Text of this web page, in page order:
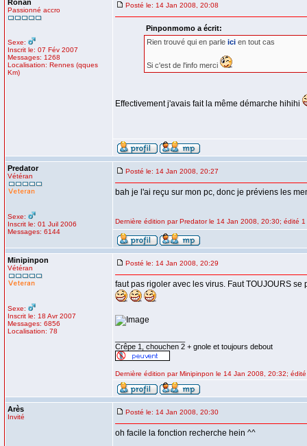
Ronan
Passionné accro
Sexe:
Inscrit le: 07 Fév 2007
Messages: 1268
Localisation: Rennes (qques
Km)
Posté le: 14 Jan 2008, 20:08
Pinponmomo a écrit:
Rien trouvé qui en parle icien tout cas
Si c'est de l'info merci
Effectivement j'avais fait la même démarche hihihi
Predator
Vétéran
Sexe:
Inscrit le: 01 Juil 2006
Messages: 6144
Posté le: 14 Jan 2008, 20:27
bah je l'ai reçu sur mon pc, donc je préviens les
Dernière édition par Predator le 14 Jan 2008, 20:30; édité 1
Minipinpon
Vétéran
Sexe:
Inscrit le: 18 Avr 2007
Messages: 6856
Localisation: 78
Posté le: 14 Jan 2008, 20:29
faut pas rigoler avec les virus. Faut TOUJOURS
Crêpe 1, chouchen 2 + gnole et toujours debout
Dernière édition par Minipinpon le 14 Jan 2008, 20:32;
Arès
Invité
Posté le: 14 Jan 2008, 20:30
oh facile la fonction recherche hein ^^